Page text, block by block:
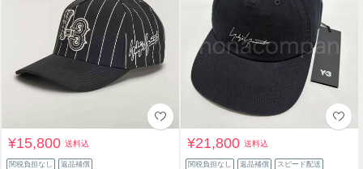
¥15,800送料込
関税負担なし 返品補償
¥21,800送料込
関税負担なし 返品補償 スピード配送